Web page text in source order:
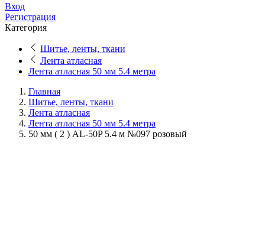
Вход
Регистрация
Категория
Шитье, ленты, ткани
Лента атласная
Лента атласная 50 мм 5.4 метра
Главная
Шитье, ленты, ткани
Лента атласная
Лента атласная 50 мм 5.4 метра
50 мм ( 2 ) AL-50P 5.4 м №097 розовый